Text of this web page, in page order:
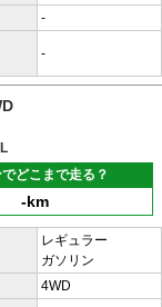
-
-
どこまで走る？
-km
レギュラー
ガソリン
4WD